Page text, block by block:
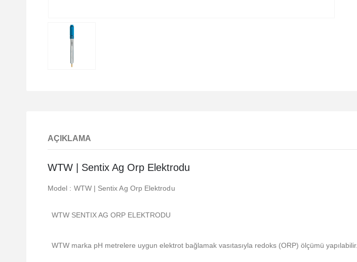
AÇIKLAMA
WTW | Sentix Ag Orp Elektrodu
Model : WTW | Sentix Ag Orp Elektrodu
WTW SENTIX AG ORP ELEKTRODU
WTW marka pH metrelere uygun elektrot bağlamak vasıtasıyla redoks (ORP) ölçümü yapılabilir.